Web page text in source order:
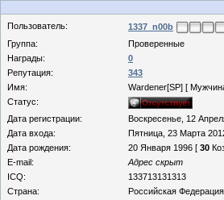
Пользователь:
1337_n00b
Группа:
Проверенные
Награды:
0
Репутация:
343
Имя:
Wardener[SP] [
Статус:
Дата регистрации:
Воскресенье, 12
Дата входа:
Пятница, 23 Марта
Дата рождения:
20 Января 1996 [ 30
E-mail:
Адрес скрыт
ICQ:
133713131313
Страна:
Российская Федерация